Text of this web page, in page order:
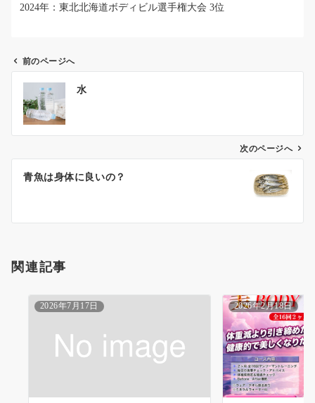
2024年：東北北海道ボディビル選手権大会 3位
ン
前のページへ
水
次のページへ
青魚は身体に良いの？
関連記事
2026年7月17日 2026年2月18日